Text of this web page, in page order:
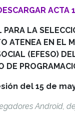
ACTA 1
LA
ATENEA EN EL
(EFESO)
DE
del 15 de
Android,